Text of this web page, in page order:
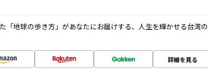
「地球の歩き方」があなたにお届けする、人生を輝かせる台湾の
詳細を見る